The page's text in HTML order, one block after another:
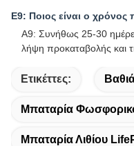
Ε9: Ποιος είναι ο
A9: Συνήθως 25-30
λήψη προκαταβολής και
Ετικέττες:
Μπαταρία
Μπαταρία Λιθίου